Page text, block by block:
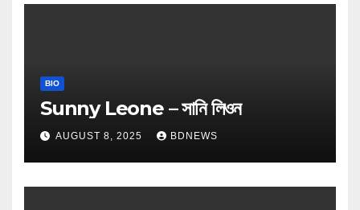
BIO
Sunny Leone – সানি লিওন
AUGUST 8, 2025 BDNEWS